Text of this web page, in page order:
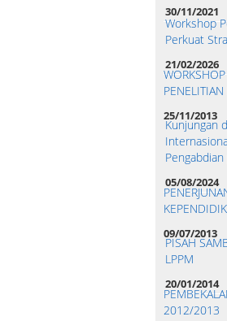
30/11/2021
Workshop
Perkuat
21/02/2026
PENELITIAN
25/11/2013
Kunjungan
05/08/2024
09/07/2013
PISAH
LPPM
20/01/2014
2012/2013